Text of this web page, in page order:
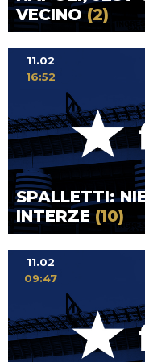
VECINO (2)
SPALLETTI:
INTERZE (10)
11.02
16:52
11.02
09:47